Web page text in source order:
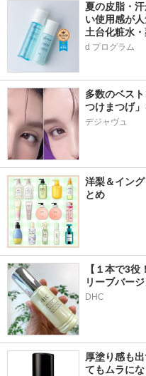
夏の皮脂・
い使用感が
土台化粧水
d プログラム
多数のベス
つけまつげ
デジャヴュ
洋梨＆イン
とめ
【１本で3
リーブバー
DHC
厚塗り感も
てもムラに